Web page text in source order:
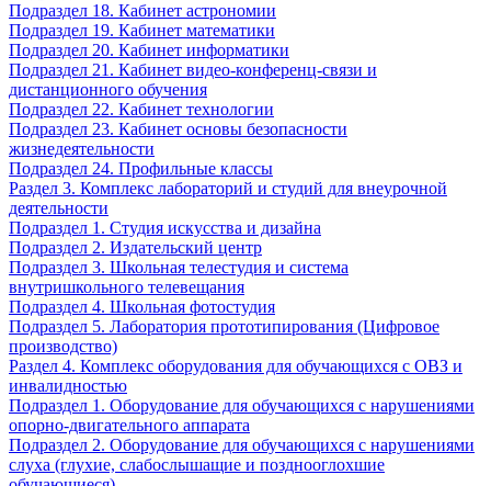
Подраздел 18. Кабинет астрономии
Подраздел 19. Кабинет математики
Подраздел 20. Кабинет информатики
Подраздел 21. Кабинет видео-конференц-связи и
дистанционного обучения
Подраздел 22. Кабинет технологии
Подраздел 23. Кабинет основы безопасности
жизнедеятельности
Подраздел 24. Профильные классы
Раздел 3. Комплекс лабораторий и студий для внеурочной
деятельности
Подраздел 1. Студия искусства и дизайна
Подраздел 2. Издательский центр
Подраздел 3. Школьная телестудия и система
внутришкольного телевещания
Подраздел 4. Школьная фотостудия
Подраздел 5. Лаборатория прототипирования (Цифровое
производство)
Раздел 4. Комплекс оборудования для обучающихся с ОВЗ и
инвалидностью
Подраздел 1. Оборудование для обучающихся с нарушениями
опорно-двигательного аппарата
Подраздел 2. Оборудование для обучающихся с нарушениями
слуха (глухие, слабослышащие и позднооглохшие